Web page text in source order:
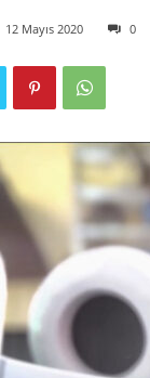
i
m
12 Mayıs 2020 0